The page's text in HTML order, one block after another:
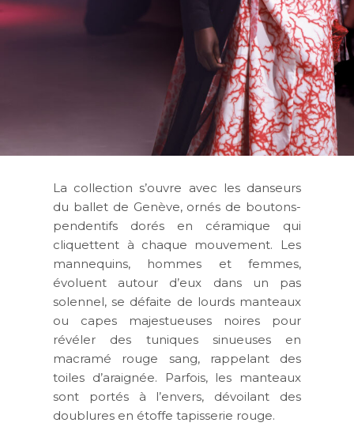
La collection s’ouvre avec les danseurs
du ballet de Genève, ornés de boutons-
pendentifs dorés en céramique qui
cliquettent à chaque mouvement. Les
mannequins, hommes et femmes,
évoluent autour d’eux dans un pas
solennel, se défaite de lourds manteaux
ou capes majestueuses noires pour
révéler des tuniques sinueuses en
macramé rouge sang, rappelant des
toiles d’araignée. Parfois, les manteaux
sont portés à l’envers, dévoilant des
doublures en étoffe tapisserie rouge.